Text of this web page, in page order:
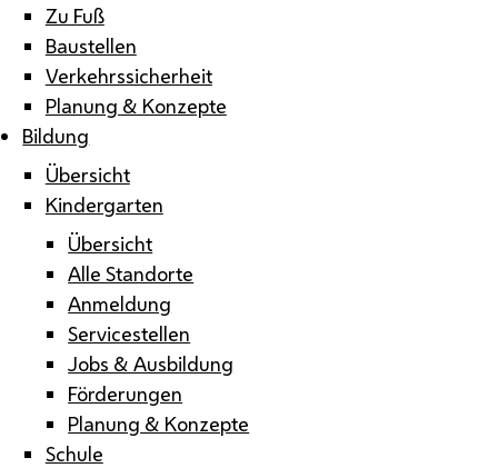
Zu Fuß
Baustellen
Verkehrssicherheit
Planung & Konzepte
Bildung
Übersicht
Kindergarten
Übersicht
Alle Standorte
Anmeldung
Servicestellen
Jobs & Ausbildung
Förderungen
Planung & Konzepte
Schule